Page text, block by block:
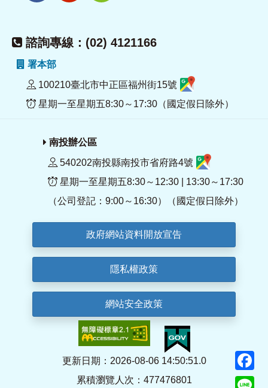
諮詢專線：(02) 4121166
署本部
100210臺北市中正區福州街15號
星期一至星期五8:30～17:30（國定假日除外）
南投辦公區
540202南投縣南投市省府路4號
星期一至星期五8:30～12:30 | 13:30～17:30
（公司登記：9:00～16:30）（國定假日除外）
政府網站資料開放宣告
隱私權政策
網站安全政策
更新日期：2026-08-06 14:50:51.0
累積瀏覽人次：477476801